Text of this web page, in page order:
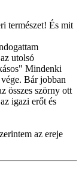
természet! És mit
utolsó
Mindenki
Bár jobban
összes szörny ott
igazi erőt és
az ereje